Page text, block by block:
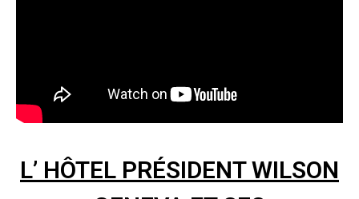
L’ HÔTEL PRÉSIDENT WILSON